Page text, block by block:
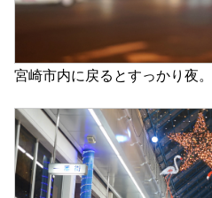
宮崎市内に戻るとすっかり夜。